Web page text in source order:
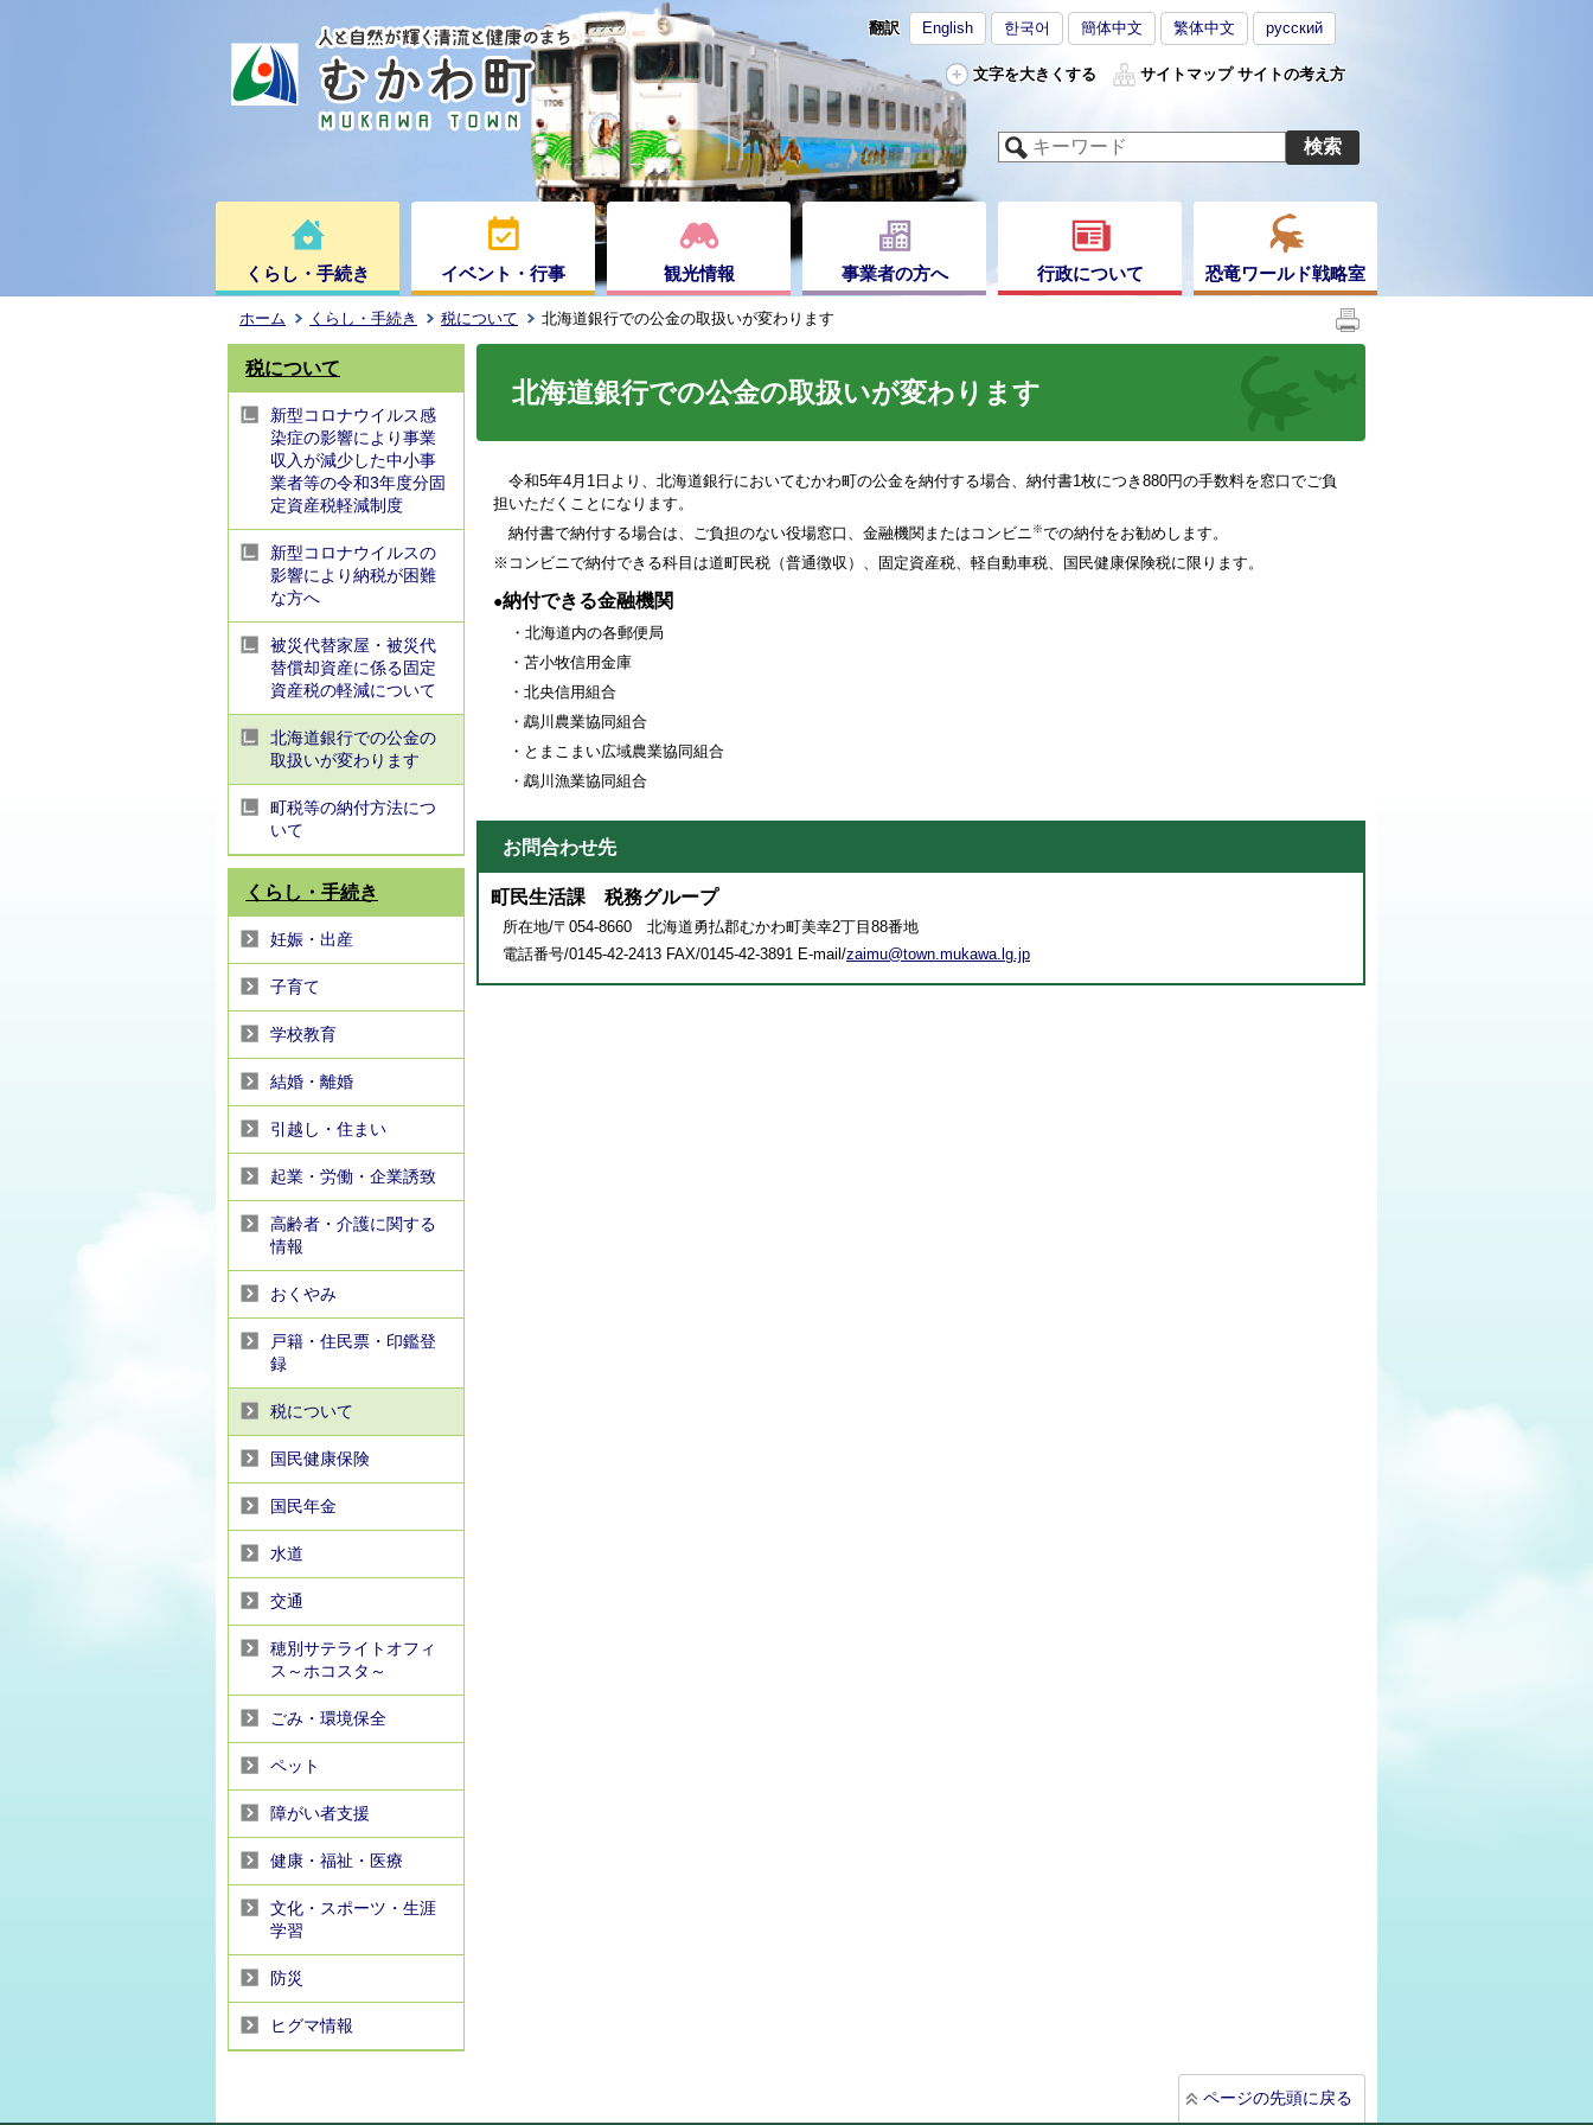
翻訳 English 한국어 簡体中文 繁体中文 русский
文字を大きくする サイトマップ サイトの考え方
くらし・手続き イベント・行事 観光情報 事業者の方へ 行政について 恐竜ワールド戦略室
ホーム くらし・手続き 税について 北海道銀行での公金の取扱いが変わります
税について
新型コロナウイルス感
染症の影響により事業
収入が減少した中小事
業者等の令和3年度分固
定資産税軽減制度
新型コロナウイルスの
影響により納税が困難
な方へ
被災代替家屋・被災代
替償却資産に係る固定
資産税の軽減について
北海道銀行での公金の
取扱いが変わります
町税等の納付方法につ
いて
くらし・手続き
妊娠・出産
子育て
学校教育
結婚・離婚
引越し・住まい
起業・労働・企業誘致
高齢者・介護に関する
情報
おくやみ
戸籍・住民票・印鑑登
録
税について
国民健康保険
国民年金
水道
交通
穂別サテライトオフィ
ス～ホコスタ～
ごみ・環境保全
ペット
障がい者支援
健康・福祉・医療
文化・スポーツ・生涯
学習
防災
ヒグマ情報
北海道銀行での公金の取扱いが変わります
令和5年4月1日より、北海道銀行においてむかわ町の公金を納付する場合、納付書1枚につき880円の手数料を窓口でご負
担いただくことになります。
納付書で納付する場合は、ご負担のない役場窓口、金融機関またはコンビニ ※での納付をお勧めします。
※コンビニで納付できる科目は道町民税（普通徴収）、固定資産税、軽自動車税、国民健康保険税に限ります。
●納付できる金融機関
・北海道内の各郵便局
・苫小牧信用金庫
・北央信用組合
・鵡川農業協同組合
・とまこまい広域農業協同組合
・鵡川漁業協同組合
お問合わせ先
町民生活課 税務グループ
所在地/〒054-8660 北海道勇払郡むかわ町美幸2丁目88番地
電話番号/0145-42-2413 FAX/0145-42-3891 E-mail/zaimu@town.mukawa.lg.jp
ページの先頭に戻る